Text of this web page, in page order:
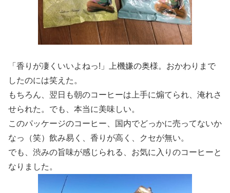
「香りが凄くいいよねっ!」上機嫌の奥様。おかわりまで
したのには笑えた。
もちろん、翌日も朝のコーヒーは上手に煽てられ、淹れさ
せられた。でも、本当に美味しい。
このパッケージのコーヒー、国内でどっかに売ってないか
なっ（笑）飲み易く、香りが高く、クセが無い。
でも、渋みの旨味が感じられる、お気に入りのコーヒーと
なりました。